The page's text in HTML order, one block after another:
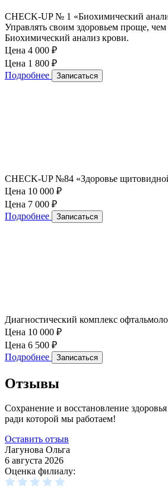
CHECK-UP № 1 «Биохимический
Управлять своим здоровьем проще, чем
Биохимический анализ крови.
Цена 4 000 ₽
Цена 1 800 ₽
Подробнее
Записаться
CHECK-UP №84 «Здоровье
Цена 10 000 ₽
Цена 7 000 ₽
Подробнее
Записаться
Диагностический комплекс
Цена 10 000 ₽
Цена 6 500 ₽
Подробнее
Записаться
Отзывы
Сохранение и восстановление
ради которой мы работаем!
Оставить отзыв
Лагунова Ольга
6 августа 2026
Оценка филиалу: